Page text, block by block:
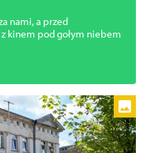
nami, a przed
kinem pod gołym niebem